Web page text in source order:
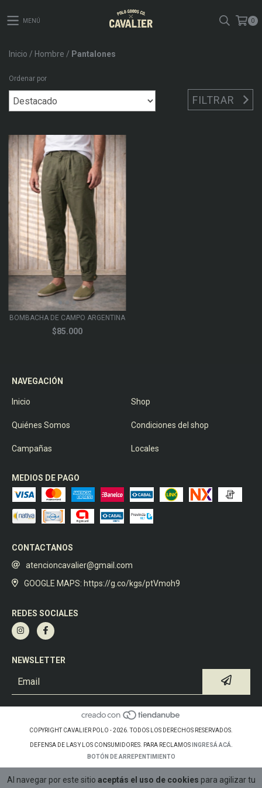
Al navegar por este sitio aceptás el uso de cookies para agilizar tu
MENÚ 0
Inicio / Hombre / Pantalones
Ordenar por
FILTRAR
BOMBACHA DE CAMPO ARGENTINA
$85.000
NAVEGACIÓN
Inicio Shop
Quiénes Somos Condiciones del shop
Campañas Locales
MEDIOS DE PAGO
CONTACTANOS
atencioncavalier@gmail.com
GOOGLE MAPS: https://g.co/kgs/ptVmoh9
REDES SOCIALES
NEWSLETTER
COPYRIGHT CAVALIER POLO - 2026. TODOS LOS DERECHOS RESERVADOS.
DEFENSA DE LAS Y LOS CONSUMIDORES. PARA RECLAMOS
INGRESÁ ACÁ.
BOTÓN DE ARREPENTIMIENTO